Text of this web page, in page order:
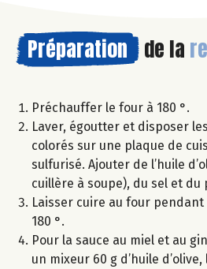
Préparation de la
Préchauffer le four à 180 °.
Laver, égoutter et disposer
colorés sur une plaque de
sulfurisé. Ajouter de l’huile
cuillère à soupe), du sel et du
Laisser cuire au four
180 °.
Pour la sauce au miel et au
un mixeur 60 g d’huile